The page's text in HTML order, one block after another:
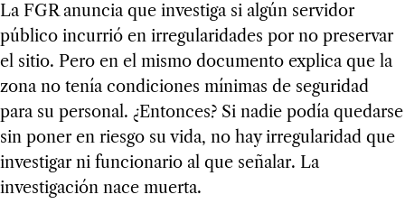
La FGR anuncia que investiga si algún servidor
público incurrió en irregularidades por no preservar
el sitio. Pero en el mismo documento explica que la
zona no tenía condiciones mínimas de seguridad
para su personal. ¿Entonces? Si nadie podía quedarse
sin poner en riesgo su vida, no hay irregularidad que
investigar ni funcionario al que señalar. La
investigación nace muerta.